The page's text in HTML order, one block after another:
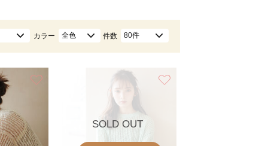
カラー 全色 件数 80件
SOLD OUT